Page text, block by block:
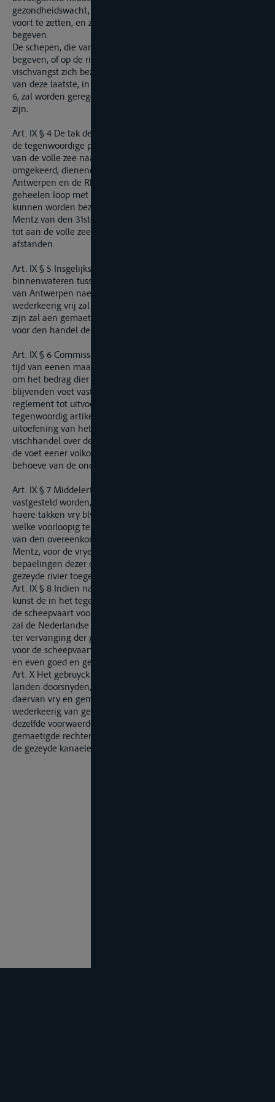
gezondheidswacht, zonder verhindering of vertraging, de reis
voort te zetten, en zoo naar de plaats hunner bestemming te
begeven.
De schepen, die van Antwerpen naar Terneuzen of omgekeerd
begeven, of op de rivier zelve met de kustvaart of de
vischvangst zich bezig houden (zoodanig als de uitoefening
van deze laatste, in overeenkomst met de hierbovenstaande §
6, zal worden geregeld), zullen aan generlei regt onderworpen
zijn.
Art. IX § 4 De tak der Schelde, die de Ooster-Schelde heet, bij
de tegenwoordige plaatselijke gesteldheid niet tot de vaart
van de volle zee naar Antwerpen en naar Terneuzen en
omgekeerd, dienende, maar voor de vaart tusschen
Antwerpen en de Rhijn gebruikt wordende, zal langs zijnen
geheelen loop met geene hoogere regten of tolgelden
kunnen worden bezwaard, dan die volgens de tarieven van
Mentz van den 31sten Maart 1831 op de vaart van Gorinchem
tot aan de volle zee, worden geheven, naar evenredigheid der
afstanden.
Art. IX § 5 Insgelijks wordt er bedon­gen dat de vaert op de
binnenwa­teren tusschen de Schelde en den Rhijn, om zich
van Antwerpen naer den Rhijn te begee­ven, en omge­keerd,
wederkee­rig vrij zal blijven, en dat dezel­ve slechts onderhevig
zijn zal aen gemae­tigde rechten, welke dezelfde zullen zijn
voor den handel der beyde lan­den.
Art. IX § 6 Commissarissen van wederzijden zullen binnen den
tijd van eenen maand te Antwerpen bijeenkomen, zoo wel
om het bedrag dier tolgelden bepaaldelijk en op eenen
blijvenden voet vast te stellen, als om nopens een algemeen
reglement tot uitvoering der beschikkingen van het
tegenwoordig artikel overeen te komen, en om daarin de
uitoefening van het regt der visscherij, en van den
vischhandel over de geheele uitgestrektheid der Schelde, op
de voet eener volkomene wederkeerigheid en gelijkheid ten
behoeve van de onderdanen der beide landen, te begrijpen.
Art. IX § 7 Middelertyd, en tot dat het gezeyd reglement
vastgesteld worden, zal de scheepvaert op de Maes en op
haere takken vry blyven voor den handel der beyde landen,
welke voorloopig te dien opzigte de tarieven zullen gebruyken
van den overeenkomst geteekend den 31 maert 1831, te
Mentz, voor de vrye Rhynvaert, mitsga­ders de andere
bepaelingen dezer overeenkomst in zoo verre dezelve tot de
gezeyde rivier toegepast zullen kunnen worden.
Art. IX § 8 Indien natuurlijke gebeur­tenis­sen of werken van
kunst de in het tegenwoordig artikel aange­wezen wegen voor
de scheepvaart voor het vervolg onbruik­baar mogen maken,
zal de Nederlandse Rege­ring aan de Belgische scheep­vaart
ter vervanging der gezegde onbruikbaar geworden wegen
voor de scheepvaart, andere zodani­ge wegen die even veilig
en even goed en gemakkelijk zijn, aanwijzen.
Art. X Het gebruyck der vaerten welke te gelyk de beyde
landen doorsny­den, zal by voorduering voor de ingezeten
daer­van vry en gemeen zyn. Het is de bedoeling dat zy er
wederkee­rig van gebruyck zullen kunnen maeken, en op
dezelfde voor­waerden, en dat er van weerskanten slechts
gemae­tigde rechten zullen worden geheven van de vaert op
de gezeyde kanaelen.